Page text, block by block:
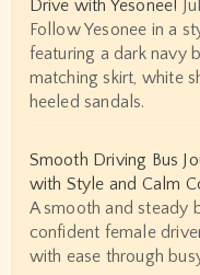
Drive with Yesonee!
Follow Yesonee in a
featuring a dark navy
matching skirt, white
heeled sandals.
Smooth Driving Bus
with Style and Calm
A smooth and steady
confident female
with ease through